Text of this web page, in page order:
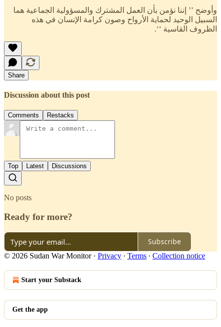
وأوضح ’’ إننا نؤمن بأن العمل المشترك والمسؤولية الجماعية هما
السبيل الوحيد لحماية الأرواح وصون كرامة الإنسان في هذه
الظروف القاسية ‘‘.
Share
Discussion about this post
Comments Restacks
Top Latest Discussions
No posts
Ready for more?
Subscribe
© 2026 Sudan War Monitor· Privacy ∙ Terms ∙ Collection notice
Start your Substack
Get the app